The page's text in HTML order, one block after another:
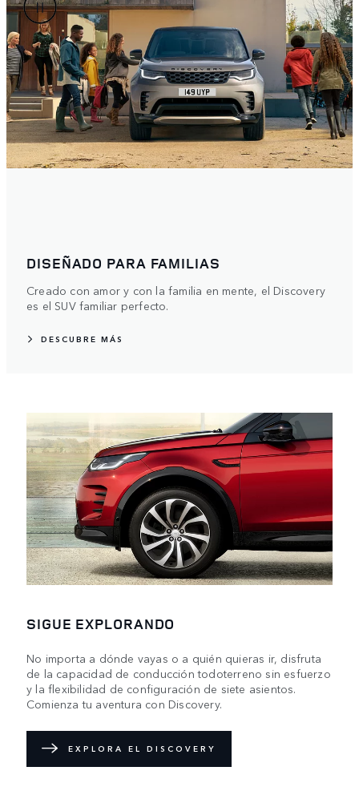
DISEÑADO PARA FAMILIAS
Creado con amor y con la familia en mente, el Discovery
es el SUV familiar perfecto.
DESCUBRE MÁS
SIGUE EXPLORANDO
No importa a dónde vayas o a quién quieras ir, disfruta
de la capacidad de conducción todoterreno sin esfuerzo
y la flexibilidad de configuración de siete asientos.
Comienza tu aventura con Discovery.
EXPLORA EL DISCOVERY